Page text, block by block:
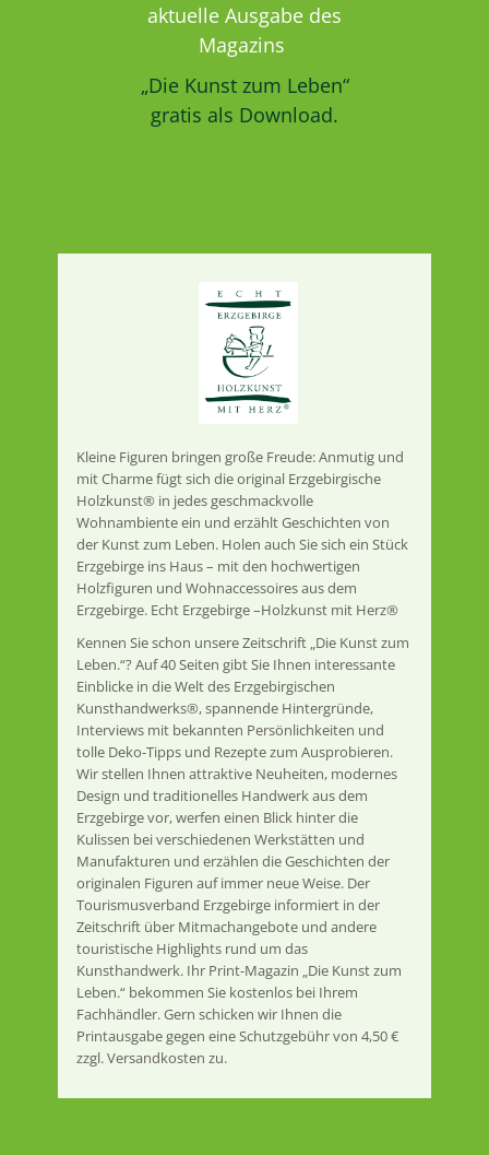
aktuelle Ausgabe des
Magazins
„Die Kunst zum Leben“
gratis als Download.
Kleine Figuren bringen große Freude: Anmutig und
mit Charme fügt sich die original Erzgebirgische
Holzkunst® in jedes geschmackvolle
Wohnambiente ein und erzählt Geschichten von
der Kunst zum Leben. Holen auch Sie sich ein Stück
Erzgebirge ins Haus – mit den hochwertigen
Holzfiguren und Wohnaccessoires aus dem
Erzgebirge. Echt Erzgebirge –Holzkunst mit Herz®
Kennen Sie schon unsere Zeitschrift „Die Kunst zum
Leben.“? Auf 40 Seiten gibt Sie Ihnen interessante
Einblicke in die Welt des Erzgebirgischen
Kunsthandwerks®, spannende Hintergründe,
Interviews mit bekannten Persönlichkeiten und
tolle Deko-Tipps und Rezepte zum Ausprobieren.
Wir stellen Ihnen attraktive Neuheiten, modernes
Design und traditionelles Handwerk aus dem
Erzgebirge vor, werfen einen Blick hinter die
Kulissen bei verschiedenen Werkstätten und
Manufakturen und erzählen die Geschichten der
originalen Figuren auf immer neue Weise. Der
Tourismusverband Erzgebirge informiert in der
Zeitschrift über Mitmachangebote und andere
touristische Highlights rund um das
Kunsthandwerk. Ihr Print-Magazin „Die Kunst zum
Leben.“ bekommen Sie kostenlos bei Ihrem
Fachhändler. Gern schicken wir Ihnen die
Printausgabe gegen eine Schutzgebühr von 4,50 €
zzgl. Versandkosten zu.